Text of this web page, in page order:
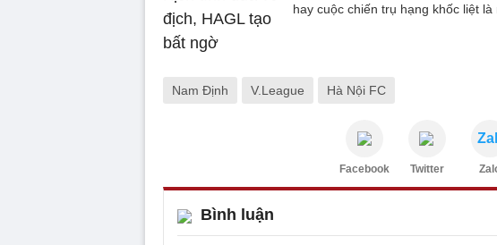
hay cuộc chiến trụ hạng khốc liệt
Nam Định V.League Hà Nội FC
Facebook Twitter
Bình luận